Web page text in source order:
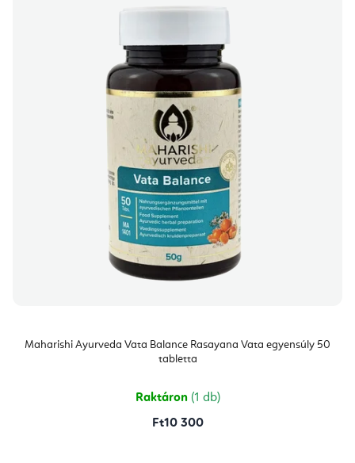
Maharishi Ayurveda Vata Balance Rasayana Vata egyensúly 50
tabletta
Raktáron (1 db)
Ft10 300